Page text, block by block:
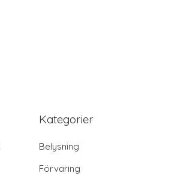
Kategorier
Belysning
Förvaring